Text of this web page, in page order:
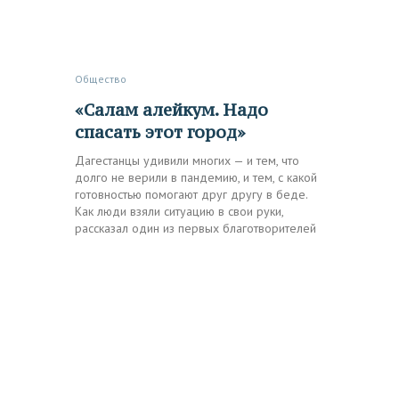
Общество
«Салам алейкум. Надо
спасать этот город»
Дагестанцы удивили многих — и тем, что
долго не верили в пандемию, и тем, с какой
готовностью помогают друг другу в беде.
Как люди взяли ситуацию в свои руки,
рассказал один из первых благотворителей